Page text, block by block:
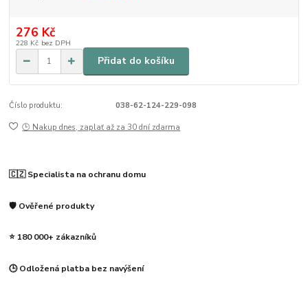
276 Kč
228 Kč bez DPH
Přidat do košíku
Číslo produktu: 038-62-124-229-098
🕒 Nakup dnes, zaplať až za 30 dní zdarma
🇨🇿 Specialista na ochranu domu
🛡️ Ověřené produkty
⭐ 180 000+ zákazníků
🕒 Odložená platba bez navýšení